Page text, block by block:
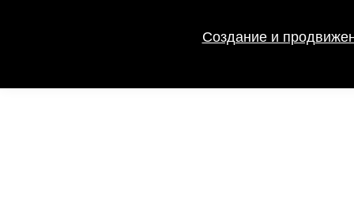
Создание и